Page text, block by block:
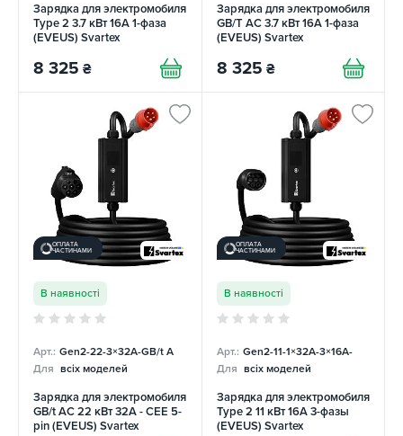
Зарядка для электромобиля
Type 2 3.7 кВт 16А 1-фаза
(EVEUS) Svartex
8 325 ₴
Зарядка для электромобиля
GB/T AC 3.7 кВт 16А 1-фаза
(EVEUS) Svartex
8 325 ₴
ОПЛАТА
ЧАСТИНАМИ
В наявності
Арт.: Gen2-22-3×32А-GB/t A
Для всіх моделей
Зарядка для электромобиля
GB/t AC 22 кВт 32А - CEE 5-
pin (EVEUS) Svartex
ОПЛАТА
ЧАСТИНАМИ
В наявності
Арт.: Gen2-11-1×32А-3×16A-
Для всіх моделей
Зарядка для электромобиля
Type 2 11 кВт 16А 3-фазы
(EVEUS) Svartex